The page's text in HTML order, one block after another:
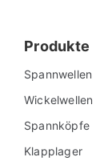
Produkte
Spannwellen
Wickelwellen
Spannköpfe
Klapplager